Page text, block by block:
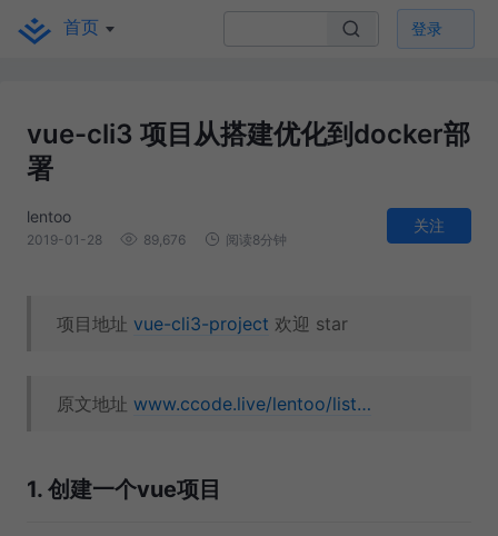
首页 登录
vue-cli3 项目从搭建优化到docker部
署
lentoo
2019-01-28 89,676 阅读8分钟
关注
项目地址 vue-cli3-project 欢迎 star
原文地址 www.ccode.live/lentoo/list…
1. 创建一个vue项目